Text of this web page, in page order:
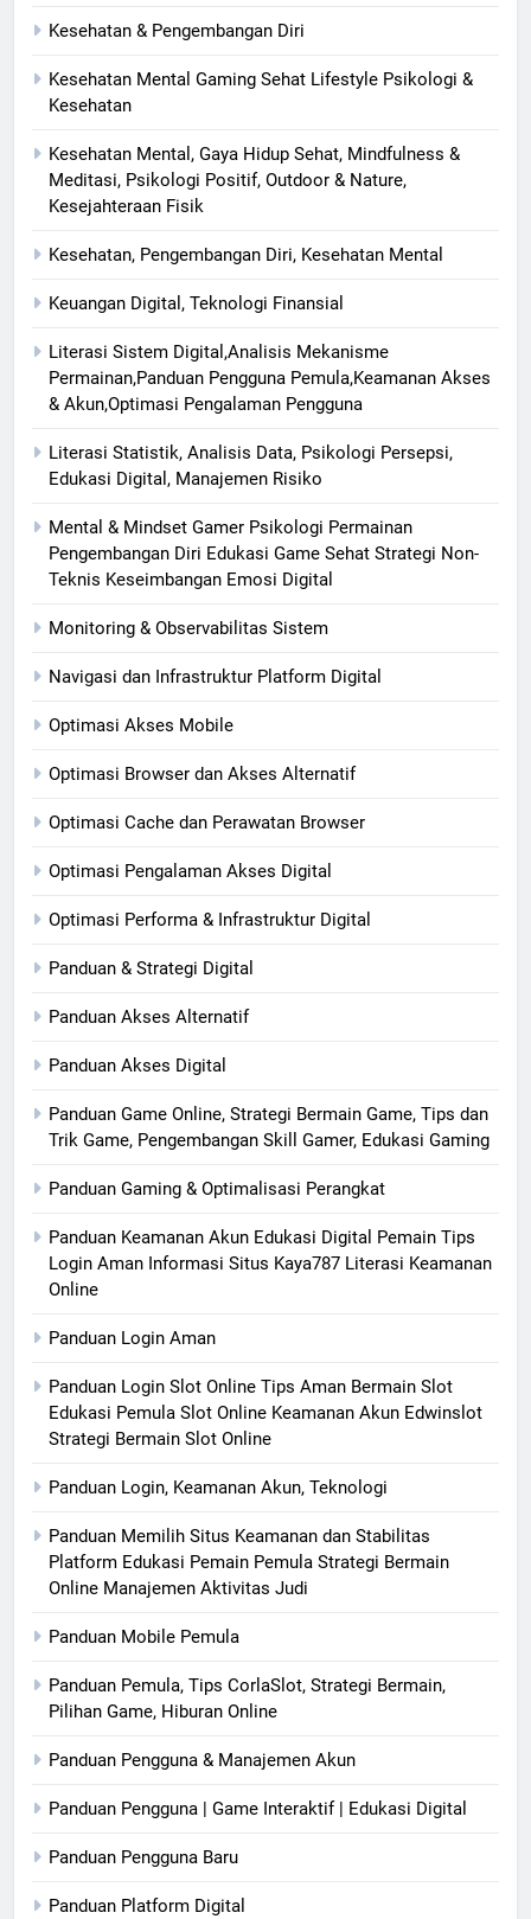
Kesehatan & Pengembangan Diri
Kesehatan Mental Gaming Sehat Lifestyle Psikologi &
Kesehatan
Kesehatan Mental, Gaya Hidup Sehat, Mindfulness &
Meditasi, Psikologi Positif, Outdoor & Nature,
Kesejahteraan Fisik
Kesehatan, Pengembangan Diri, Kesehatan Mental
Keuangan Digital, Teknologi Finansial
Literasi Sistem Digital,Analisis Mekanisme
Permainan,Panduan Pengguna Pemula,Keamanan Akses
& Akun,Optimasi Pengalaman Pengguna
Literasi Statistik, Analisis Data, Psikologi Persepsi,
Edukasi Digital, Manajemen Risiko
Mental & Mindset Gamer Psikologi Permainan
Pengembangan Diri Edukasi Game Sehat Strategi Non-
Teknis Keseimbangan Emosi Digital
Monitoring & Observabilitas Sistem
Navigasi dan Infrastruktur Platform Digital
Optimasi Akses Mobile
Optimasi Browser dan Akses Alternatif
Optimasi Cache dan Perawatan Browser
Optimasi Pengalaman Akses Digital
Optimasi Performa & Infrastruktur Digital
Panduan & Strategi Digital
Panduan Akses Alternatif
Panduan Akses Digital
Panduan Game Online, Strategi Bermain Game, Tips dan
Trik Game, Pengembangan Skill Gamer, Edukasi Gaming
Panduan Gaming & Optimalisasi Perangkat
Panduan Keamanan Akun Edukasi Digital Pemain Tips
Login Aman Informasi Situs Kaya787 Literasi Keamanan
Online
Panduan Login Aman
Panduan Login Slot Online Tips Aman Bermain Slot
Edukasi Pemula Slot Online Keamanan Akun Edwinslot
Strategi Bermain Slot Online
Panduan Login, Keamanan Akun, Teknologi
Panduan Memilih Situs Keamanan dan Stabilitas
Platform Edukasi Pemain Pemula Strategi Bermain
Online Manajemen Aktivitas Judi
Panduan Mobile Pemula
Panduan Pemula, Tips CorlaSlot, Strategi Bermain,
Pilihan Game, Hiburan Online
Panduan Pengguna & Manajemen Akun
Panduan Pengguna | Game Interaktif | Edukasi Digital
Panduan Pengguna Baru
Panduan Platform Digital